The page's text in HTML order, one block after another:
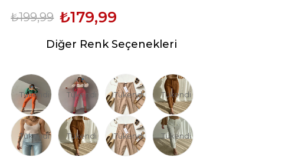
₺199,99 ₺179,99
Diğer Renk Seçenekleri
Tükendi Tükendi Tükendi Tükendi
Tükendi Tükendi Tükendi Tükendi